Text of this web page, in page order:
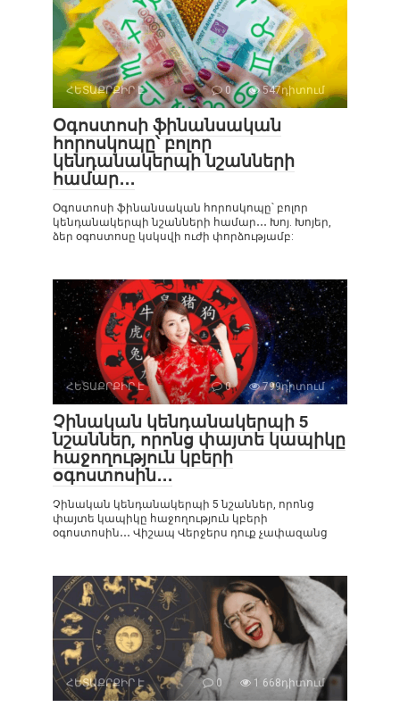
ՀԵՏԱՔՐՔԻՐ Է 0 547դիտում
Օգոստոսի ֆինանսական
հորոսկոպը՝ բոլոր
կենդանակերպի նշանների
համար․․․
Օգոստոսի ֆինանսական հորոսկոպը՝ բոլոր
կենդանակերպի նշանների համար․․․ Խոյ. Խոյեր,
ձեր օգոստոսը կսկսվի ուժի փորձությամբ:
ՀԵՏԱՔՐՔԻՐ Է 0 799դիտում
Չինական կենդանակերպի 5
նշաններ, որոնց փայտե կապիկը
հաջողություն կբերի
օգոստոսին․․․
Չինական կենդանակերպի 5 նշաններ, որոնց
փայտե կապիկը հաջողություն կբերի
օգոստոսին․․․ Վիշապ Վերջերս դուք չափազանց
ՀԵՏԱՔՐՔԻՐ Է 0 1 668դիտում